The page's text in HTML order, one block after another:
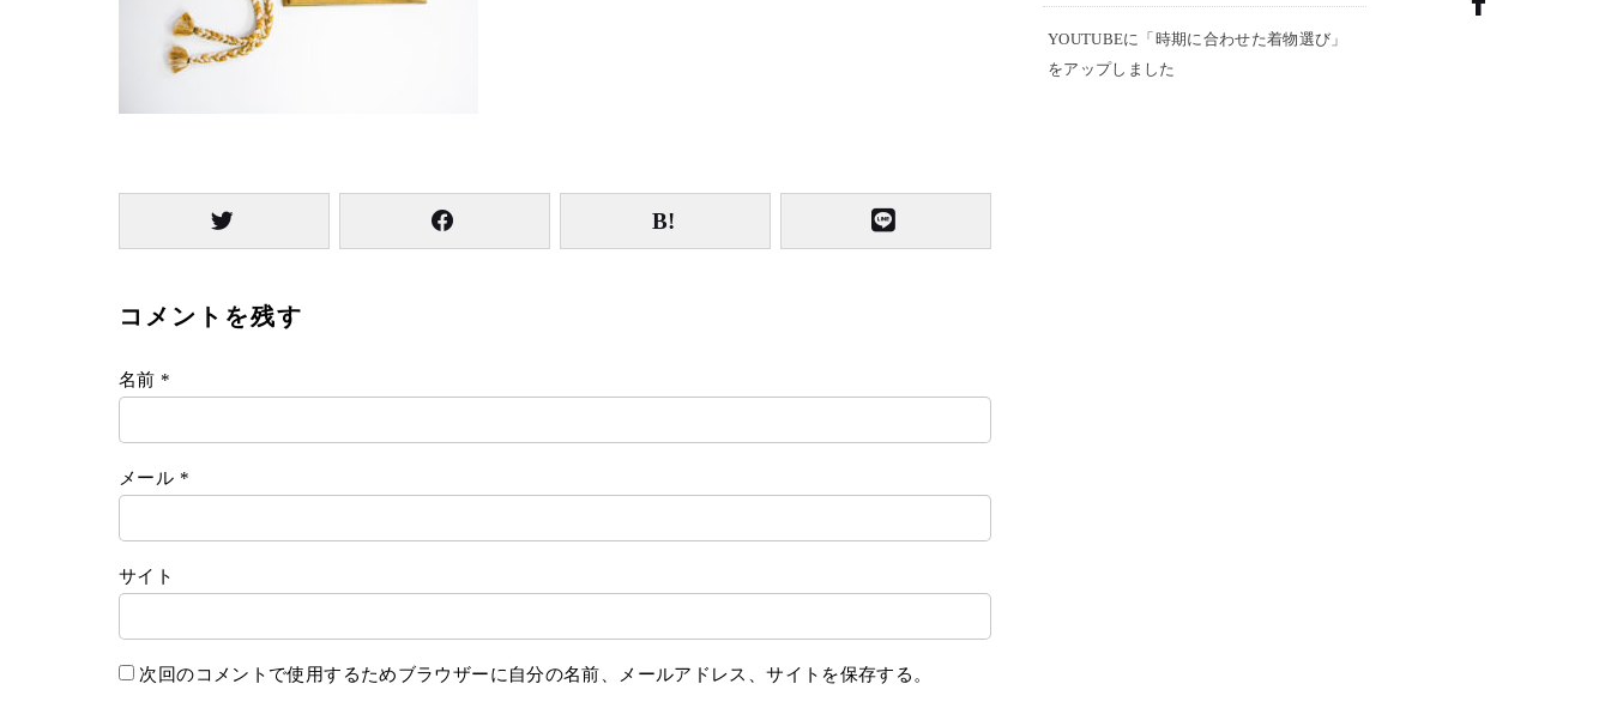
コメントを残す
名前 *
メール *
サイト
次回のコメントで使用するためブラウザーに自分の名前、メールアドレス、サイトを保存する。
YOUTUBEに「時期に合わせた着物選び」
をアップしました